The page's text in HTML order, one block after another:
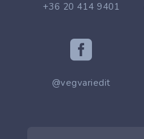
+36 20 414 9401

@vegvariedit